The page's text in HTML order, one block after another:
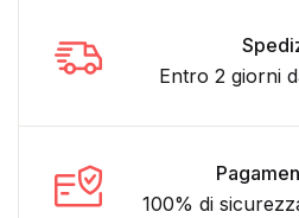
Entro 2 giorni
100% di